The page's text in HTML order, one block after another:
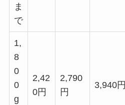
ま
で
1,
8
0
0
g
2,42
0円
2,790
円
3,940円